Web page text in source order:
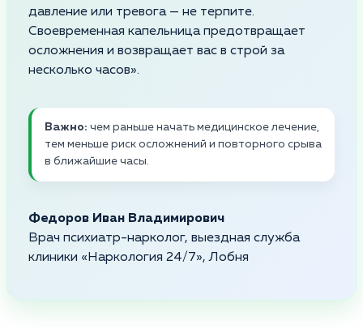
давление или тревога — не терпите.
Своевременная капельница предотвращает
осложнения и возвращает вас в строй за
несколько часов».
Важно: чем раньше начать медицинское лечение,
тем меньше риск осложнений и повторного срыва
в ближайшие часы.
Федоров Иван Владимирович
Врач психиатр-нарколог, выездная служба
клиники «Наркология 24/7», Лобня